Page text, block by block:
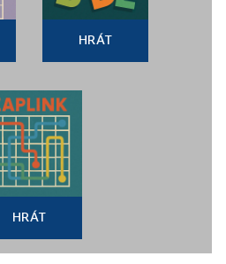
HRÁT
HRÁT